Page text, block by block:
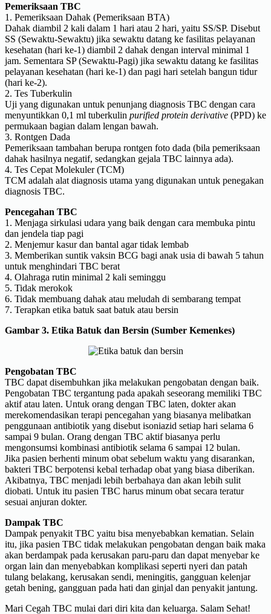
Pemeriksaan TBC
1. Pemeriksaan Dahak (Pemeriksaan BTA)
Dahak diambil 2 kali dalam 1 hari atau 2 hari, yaitu SS/SP. Disebut
SS (Sewaktu-Sewaktu) jika sewaktu datang ke fasilitas pelayanan
kesehatan (hari ke-1) diambil 2 dahak dengan interval minimal 1
jam. Sementara SP (Sewaktu-Pagi) jika sewaktu datang ke fasilitas
pelayanan kesehatan (hari ke-1) dan pagi hari setelah bangun tidur
(hari ke-2).
2. Tes Tuberkulin
Uji yang digunakan untuk penunjang diagnosis TBC dengan cara
menyuntikkan 0,1 ml tuberkulin purified protein derivative (PPD) ke
permukaan bagian dalam lengan bawah.
3. Rontgen Dada
Pemeriksaan tambahan berupa rontgen foto dada (bila pemeriksaan
dahak hasilnya negatif, sedangkan gejala TBC lainnya ada).
4. Tes Cepat Molekuler (TCM)
TCM adalah alat diagnosis utama yang digunakan untuk penegakan
diagnosis TBC.
Pencegahan TBC
1. Menjaga sirkulasi udara yang baik dengan cara membuka pintu
dan jendela tiap pagi
2. Menjemur kasur dan bantal agar tidak lembab
3. Memberikan suntik vaksin BCG bagi anak usia di bawah 5 tahun
untuk menghindari TBC berat
4. Olahraga rutin minimal 2 kali seminggu
5. Tidak merokok
6. Tidak membuang dahak atau meludah di sembarang tempat
7. Terapkan etika batuk saat batuk atau bersin
Gambar 3. Etika Batuk dan Bersin (Sumber Kemenkes)
Pengobatan TBC
TBC dapat disembuhkan jika melakukan pengobatan dengan baik.
Pengobatan TBC tergantung pada apakah seseorang memiliki TBC
aktif atau laten. Untuk orang dengan TBC laten, dokter akan
merekomendasikan terapi pencegahan yang biasanya melibatkan
penggunaan antibiotik yang disebut isoniazid setiap hari selama 6
sampai 9 bulan. Orang dengan TBC aktif biasanya perlu
mengonsumsi kombinasi antibiotik selama 6 sampai 12 bulan.
Jika pasien berhenti minum obat sebelum waktu yang disarankan,
bakteri TBC berpotensi kebal terhadap obat yang biasa diberikan.
Akibatnya, TBC menjadi lebih berbahaya dan akan lebih sulit
diobati. Untuk itu pasien TBC harus minum obat secara teratur
sesuai anjuran dokter.
Dampak TBC
Dampak penyakit TBC yaitu bisa menyebabkan kematian. Selain
itu, jika pasien TBC tidak melakukan pengobatan dengan baik maka
akan berdampak pada kerusakan paru-paru dan dapat menyebar ke
organ lain dan menyebabkan komplikasi seperti nyeri dan patah
tulang belakang, kerusakan sendi, meningitis, gangguan kelenjar
getah bening, gangguan pada hati dan ginjal dan penyakit jantung.
Mari Cegah TBC mulai dari diri kita dan keluarga. Salam Sehat!